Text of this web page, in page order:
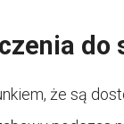
do
że są